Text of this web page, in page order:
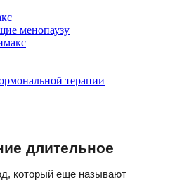
менопаузу
терапии
длительное
который еще называют